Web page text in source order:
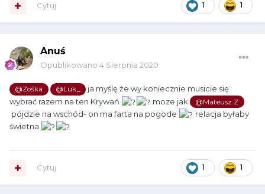
1 1
Cytuj
Anuś
Opublikowano 4 Sierpnia 2020
@Zośka @Luk_
ja myślę że wy koniecznie musicie się
wybrać razem na ten Krywań
moze jak @Mateusz Z
pójdzie na wschód- on ma farta na pogode
relacja byłaby
świetna
1 1
Cytuj